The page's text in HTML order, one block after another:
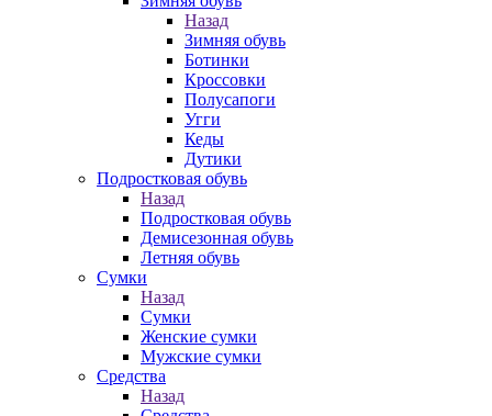
Назад
Зимняя обувь
Ботинки
Кроссовки
Полусапоги
Угги
Кеды
Дутики
Подростковая обувь
Назад
Подростковая обувь
Демисезонная обувь
Летняя обувь
Сумки
Назад
Сумки
Женские сумки
Мужские сумки
Средства
Назад